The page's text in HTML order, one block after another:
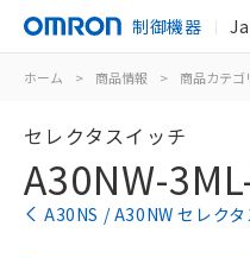
制御機器
ホーム > 商品情報 > 商品カテゴ
セレクタスイッチ
A30NW-
A30NS / A30NW セレク